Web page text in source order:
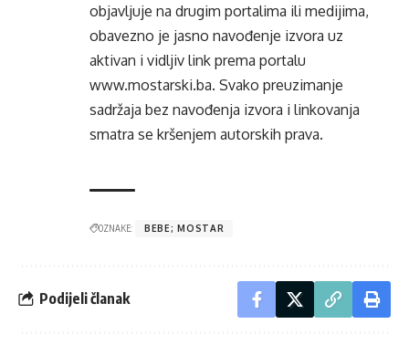
objavljuje na drugim portalima ili medijima,
obavezno je jasno navođenje izvora uz
aktivan i vidljiv link prema portalu
www.mostarski.ba. Svako preuzimanje
sadržaja bez navođenja izvora i linkovanja
smatra se kršenjem autorskih prava.
OZNAKE: BEBE; MOSTAR
Podijeli članak